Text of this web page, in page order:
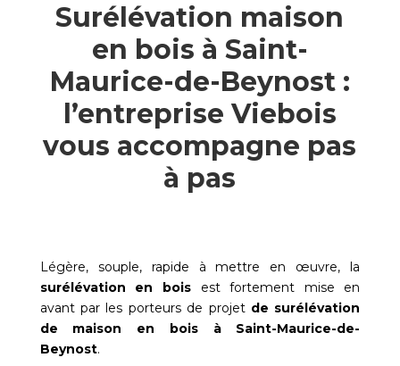
Surélévation maison
en bois à Saint-
Maurice-de-Beynost :
l’entreprise Viebois
vous accompagne pas
à pas
Légère, souple, rapide à mettre en œuvre, la
surélévation en boisest fortement mise en
avant par les porteurs de projet de surélévation
de maison en bois à
Saint-Maurice-de-
Beynost.